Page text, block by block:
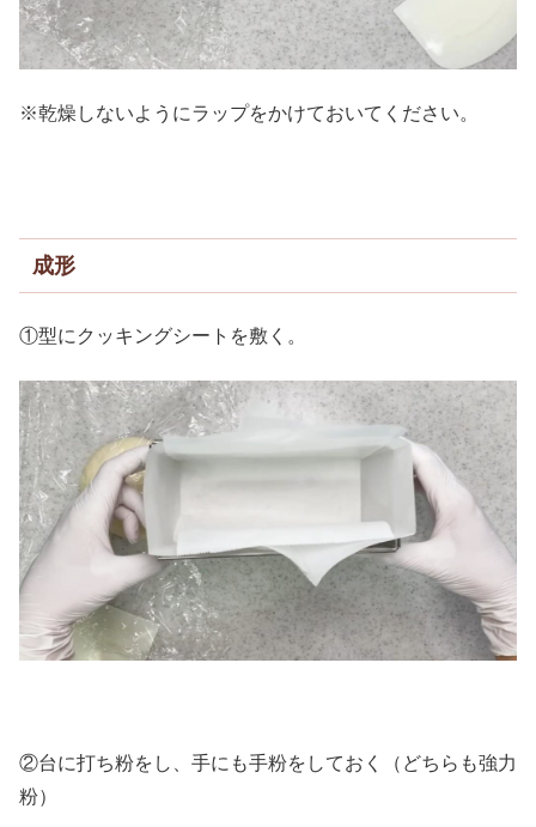
※乾燥しないようにラップをかけておいてください。
成形
①型にクッキングシートを敷く。
②台に打ち粉をし、手にも手粉をしておく（どちらも強力
粉）